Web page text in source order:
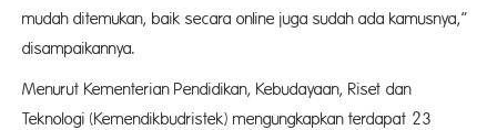
mudah ditemukan, baik secara online juga sudah ada kamusnya,”
disampaikannya.
Menurut Kementerian Pendidikan, Kebudayaan, Riset dan
Teknologi (Kemendikbudristek) mengungkapkan terdapat 23